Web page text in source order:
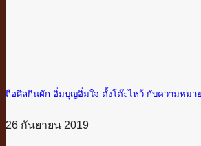
ถือศีลกินผัก อิ่มบุญอิ่มใจ ตั้งโต๊ะไหว้ กับความหมา
26 กันยายน 2019